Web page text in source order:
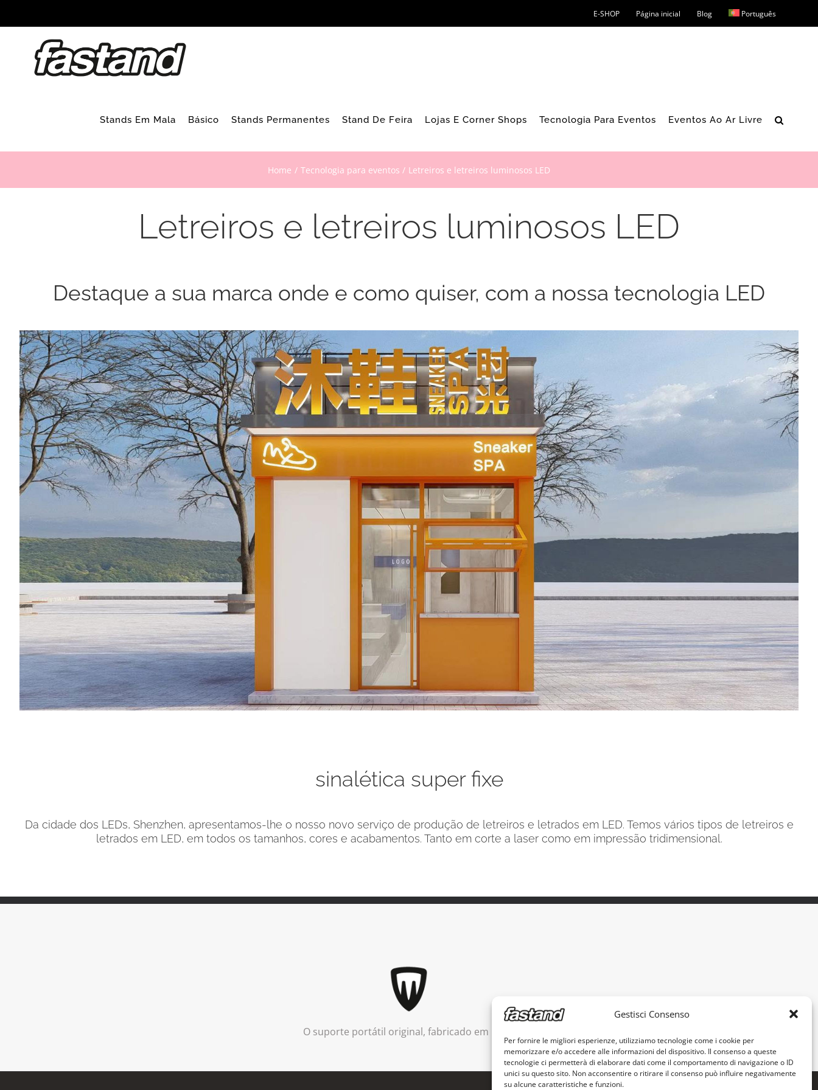
Gestisci Consenso
Per fornire le migliori esperienze, utilizziamo tecnologie come i cookie per
memorizzare e/o accedere alle informazioni del dispositivo. Il consenso a queste
tecnologie ci permetterà di elaborare dati come il comportamento di navigazione o ID
unici su questo sito. Non acconsentire o ritirare il consenso può influire negativamente
su alcune caratteristiche e funzioni.
to
E-SHOP Página inicial Blog Português
Stands Em Mala Básico Stands Permanentes Stand De Feira Lojas E Corner Shops Tecnologia Para Eventos Eventos Ao Ar Livre
Home Tecnologia para eventos Letreiros e letreiros luminosos LED
Letreiros e letreiros luminosos LED
Destaque a sua marca onde e como quiser, com a nossa tecnologia LED
sinalética super fixe
Da cidade dos LEDs, Shenzhen, apresentamos-lhe o nosso novo serviço de produção de letreiros e letrados em LED. Temos vários tipos de letreiros e
letrados em LED, em todos os tamanhos, cores e acabamentos. Tanto em corte a laser como em impressão tridimensional.
O suporte portátil original, fabricado em Itália.